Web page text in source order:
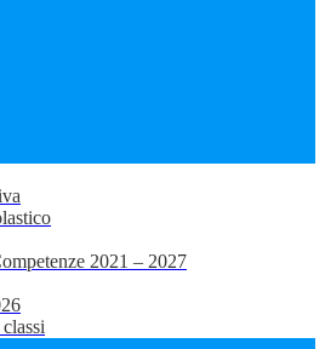
2021 – 2027